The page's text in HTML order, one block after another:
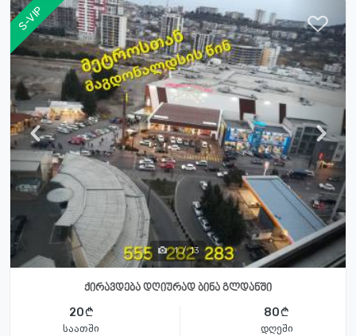
S-VIP
1 / 13
ქირავდება დღიურად ბინა გლდანში
20
საათში
80
დღეში